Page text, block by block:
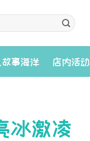
故事海洋 店内活动
冰激凌